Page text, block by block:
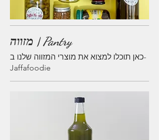
מזווה | Pantry
כאן תוכלו למצוא את מוצרי המזווה שלנו ב-
Jaffafoodie